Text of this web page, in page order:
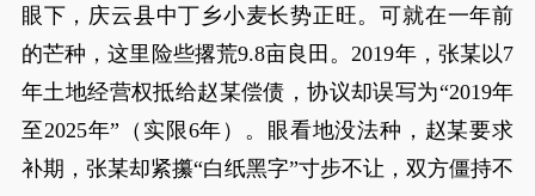
眼下，庆云县中丁乡小麦长势正旺。可就在一年前
的芒种，这里险些撂荒9.8亩良田。2019年，张某以7
年土地经营权抵给赵某偿债，协议却误写为“2019年
至2025年”（实限6年）。眼看地没法种，赵某要求
补期，张某却紧攥“白纸黑字”寸步不让，双方僵持不